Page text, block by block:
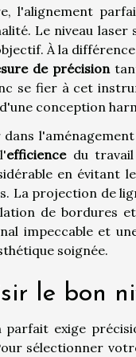
l'alignement
Le niveau laser
À la
de précision
se fier à cet
conception
efficiencedu travail
en évitant
La projection de
de bordures
impeccable et
soignée.
le bon
exige
sélectionner